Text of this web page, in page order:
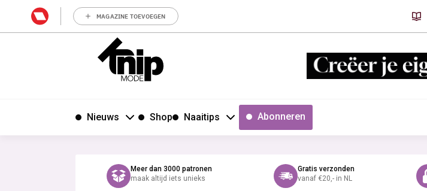
MAGAZINE TOEVOEGEN
Nieuws Shop Naaitips Abonneren
Meer dan 3000 patronen
maak altijd iets unieks
Gratis verzonden
vanaf €20,- in NL